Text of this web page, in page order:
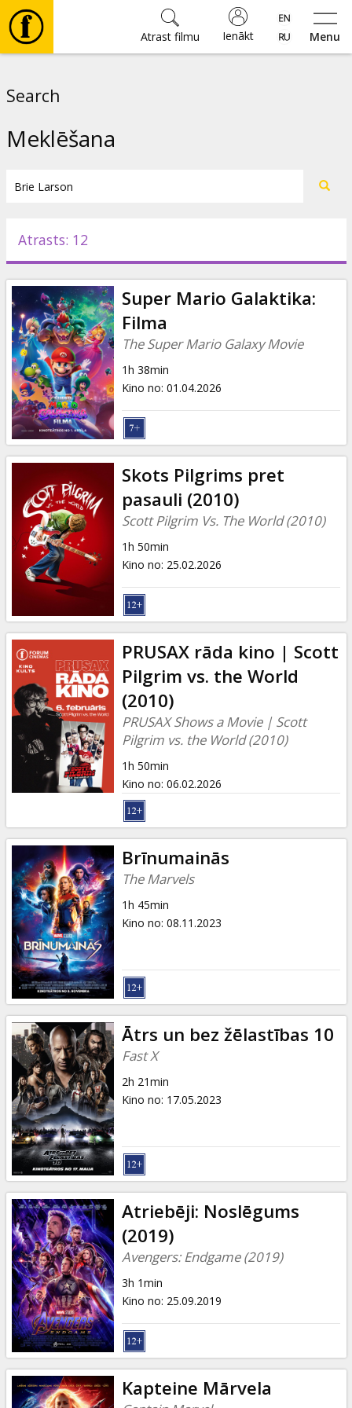
Menu
Ienākt
Atrast filmu
Pasākumi
Ziņas
Dāvanu
kartes
Uzkodas
B2B
Kino
Klubs
Search
Meklēšana
Atrasts: 12
Super Mario Galaktika:
Filma
The Super Mario Galaxy Movie
1h 38min
Kino no: 01.04.2026
Skots Pilgrims pret
pasauli (2010)
Scott Pilgrim Vs. The World (2010)
1h 50min
Kino no: 25.02.2026
PRUSAX rāda kino | Scott
Pilgrim vs. the World
(2010)
PRUSAX Shows a Movie | Scott
Pilgrim vs. the World (2010)
1h 50min
Kino no: 06.02.2026
Brīnumainās
The Marvels
1h 45min
Kino no: 08.11.2023
Ātrs un bez žēlastības 10
Fast X
2h 21min
Kino no: 17.05.2023
Atriebēji: Noslēgums
(2019)
Avengers: Endgame (2019)
3h 1min
Kino no: 25.09.2019
Kapteine Mārvela